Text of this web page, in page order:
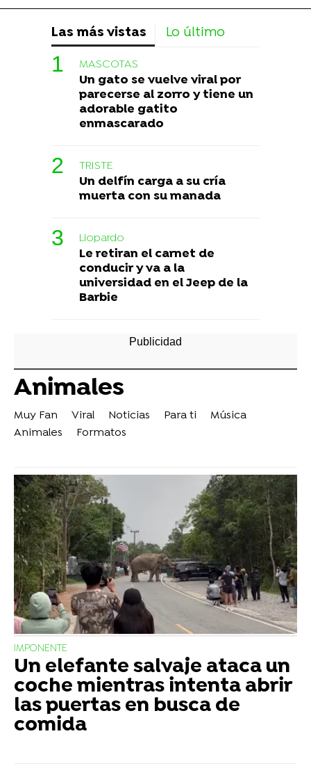
Las más vistas Lo último
MASCOTAS
Un gato se vuelve viral por
parecerse al zorro y tiene un
adorable gatito
enmascarado
TRISTE
Un delfín carga a su cría
muerta con su manada
Liopardo
Le retiran el carnet de
conducir y va a la
universidad en el Jeep de la
Barbie
Animales
Muy Fan Viral Noticias Para ti
Música
Animales
Formatos
IMPONENTE
Un elefante salvaje ataca un
coche mientras intenta abrir
las puertas en busca de
comida